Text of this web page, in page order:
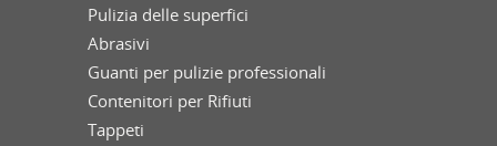
Pulizia delle superfici
Abrasivi
Guanti per pulizie professionali
Contenitori per Rifiuti
Tappeti